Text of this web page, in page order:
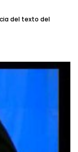
del texto del